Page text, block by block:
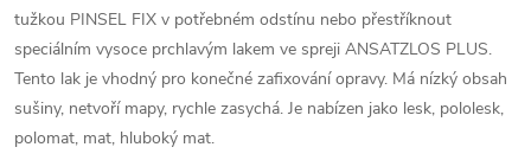
tužkou PINSEL FIX v potřebném odstínu nebo přestříknout
speciálním vysoce prchlavým lakem ve spreji ANSATZLOS PLUS.
Tento lak je vhodný pro konečné zafixování opravy. Má nízký obsah
sušiny, netvoří mapy, rychle zasychá. Je nabízen jako lesk, pololesk,
polomat, mat, hluboký mat.